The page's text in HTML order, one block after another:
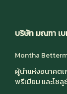
บริษัท มณฑา เบ
Montha
ผู้นำแห่งอนาคต
พรีเมียม และโซ